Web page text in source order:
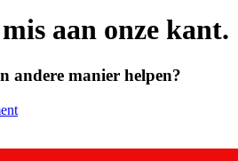
aan onze kant.
andere manier helpen?